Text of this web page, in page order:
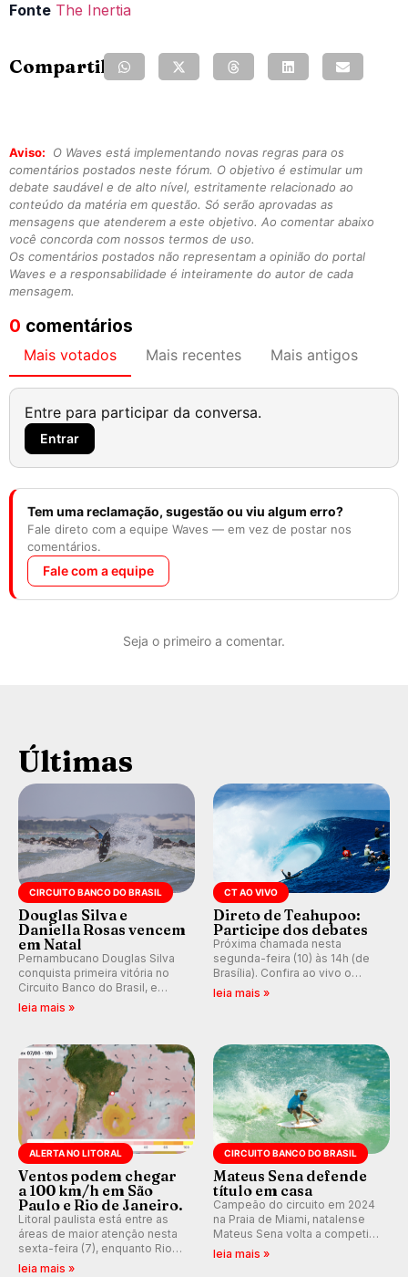
Fonte The Inertia
Compartilhe:
Aviso:
O Waves está implementando novas regras para os
comentários postados neste fórum. O objetivo é estimular um
debate saudável e de alto nível, estritamente relacionado ao
conteúdo da matéria em questão. Só serão aprovadas as
mensagens que atenderem a este objetivo. Ao comentar abaixo
você concorda com nossos termos de uso.
Os comentários postados não representam a opinião do portal
Waves e a responsabilidade é inteiramente do autor de cada
mensagem.
0 comentários
Mais votados Mais recentes Mais antigos
Entre para participar da conversa.
Entrar
Tem uma reclamação, sugestão ou viu algum erro?
Fale direto com a equipe Waves — em vez de postar nos
comentários.
Fale com a equipe
Seja o primeiro a comentar.
Últimas
CIRCUITO BANCO DO BRASIL
Douglas Silva e
Daniella Rosas vencem
em Natal
Pernambucano Douglas Silva
conquista primeira vitória no
Circuito Banco do Brasil, e
peruana Daniella Rosas vence
(RN).
leia mais »
CT AO VIVO
Direto de Teahupoo:
Participe dos debates
Próxima chamada nesta
segunda-feira (10) às 14h (de
Brasília). Confira ao vivo o
Outerknown Tahiti Pro 2026 e
leia mais »
ALERTA NO LITORAL
Ventos podem chegar
a 100 km/h em São
Paulo e Rio de Janeiro.
Litoral paulista está entre as
áreas de maior atenção nesta
sexta-feira (7), enquanto Rio
de Janeiro também recebe
leia mais »
CIRCUITO BANCO DO BRASIL
Mateus Sena defende
título em casa
Campeão do circuito em 2024
na Praia de Miami, natalense
Mateus Sena volta a competir
em casa em busca de manter a
leia mais »